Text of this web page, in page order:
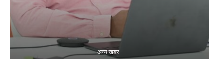
अन्य खबर